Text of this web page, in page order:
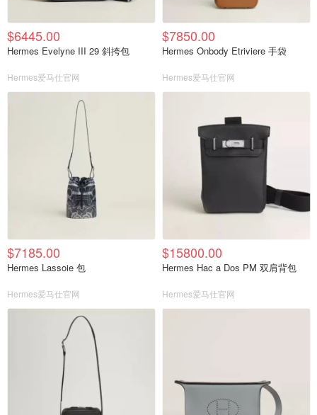
$6445.00
Hermes Evelyne III 29 斜挎包
Hermes爱马仕官网
$7850.00
Hermes Onbody Etriviere 手袋
Hermes爱马仕官网
$7185.00
Hermes Lassoie 包
Hermes爱马仕官网
$15800.00
Hermes Hac a Dos PM 双肩背包
Hermes爱马仕官网